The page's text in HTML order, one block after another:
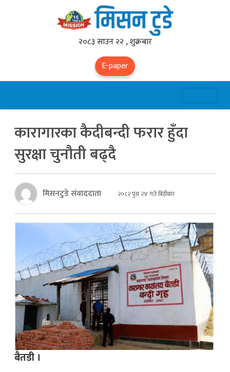
२०८३ साउन २२ , शुक्रबार
E-paper
कारागारका कैदीबन्दी फरार हुँदा
सुरक्षा चुनौती बढ्दै
मिसनटुडे संवाददाता २०८२ पुस २४ गते बिहीबार
बैतडी ।